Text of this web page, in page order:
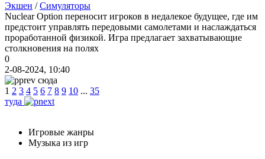
Экшен /Симуляторы
Nuclear Option переносит игроков в недалекое будущее, где им
предстоит управлять передовыми самолетами и наслаждаться
проработанной физикой. Игра предлагает захватывающие
столкновения на полях
0
2-08-2024, 10:40
сюда
1 2 3 4 5 6 7 8 9 10 ... 35
туда
Игровые жанры
Музыка из игр